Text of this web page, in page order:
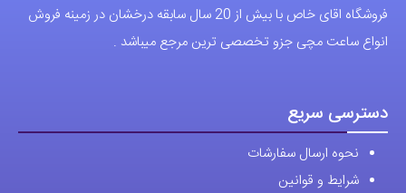
فروشگاه اقای خاص با بیش از 20 سال سابقه درخشان در زمینه فروش
انواع ساعت مچی جزو تخصصی ترین مرجع میباشد .
دسترسی سریع
نحوه ارسال سفارشات
شرایط و قوانین